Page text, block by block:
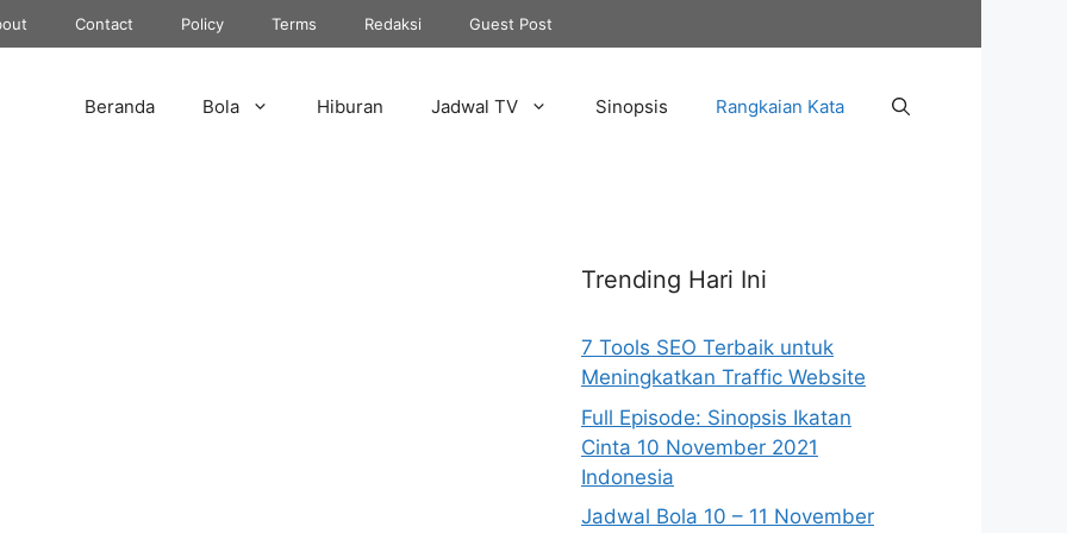
Contact Policy Terms Redaksi Guest Post
Beranda Bola Hiburan Jadwal TV Sinopsis Rangkaian Kata
Trending Hari Ini
7 Tools SEO Terbaik untuk
Meningkatkan Traffic Website
Full Episode: Sinopsis Ikatan
Cinta 10 November 2021
Indonesia
Jadwal Bola 10 – 11 November